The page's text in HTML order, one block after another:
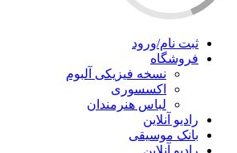
ثبت نام/ورود
فروشگاه
نسخه فیزیکی آلبوم
اکسسوری
لباس هنرمندان
رادیو آنلاین
بانک موسیقی
رادیو آنلاین